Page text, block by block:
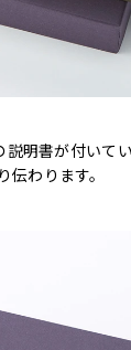
説明書が付いて
わります。